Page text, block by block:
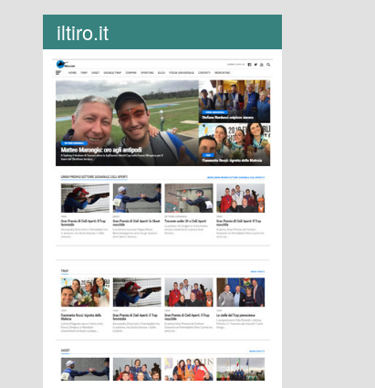
iltiro.it